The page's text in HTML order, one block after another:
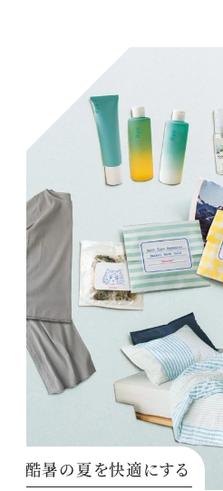
酷暑の夏を快適にする